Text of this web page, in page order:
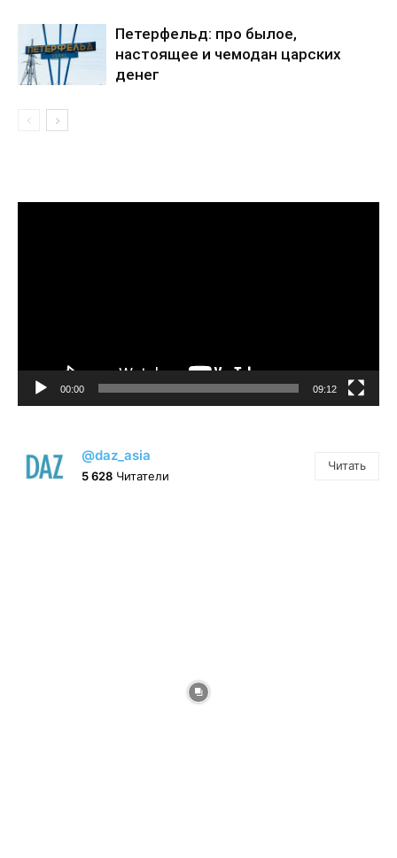
Петерфельд: про былое,
настоящее и чемодан царских
денег
00:00 09:12
@daz_asia
5 628 Читатели
Читать